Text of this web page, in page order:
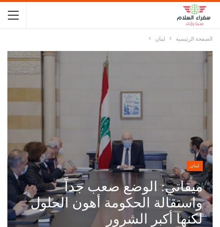
الصفحة الرئيسية لبنان
لبنان
ميقاتي: الوضع صعب جداً
واستقالة الحكومة أهون الحلول
لكنها أكبر الشرور